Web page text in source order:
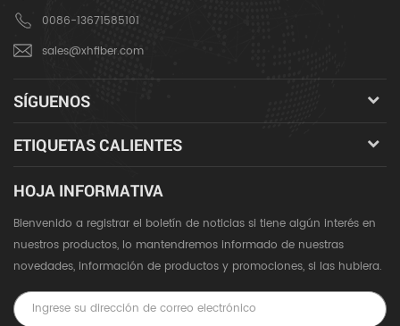
0086-13671585101
sales@xhfiber.com
SÍGUENOS
ETIQUETAS CALIENTES
HOJA INFORMATIVA
Bienvenido a registrar el boletín de noticias si tiene algún interés en
nuestros productos, lo mantendremos informado de nuestras
novedades, información de productos y promociones, si las hubiera.